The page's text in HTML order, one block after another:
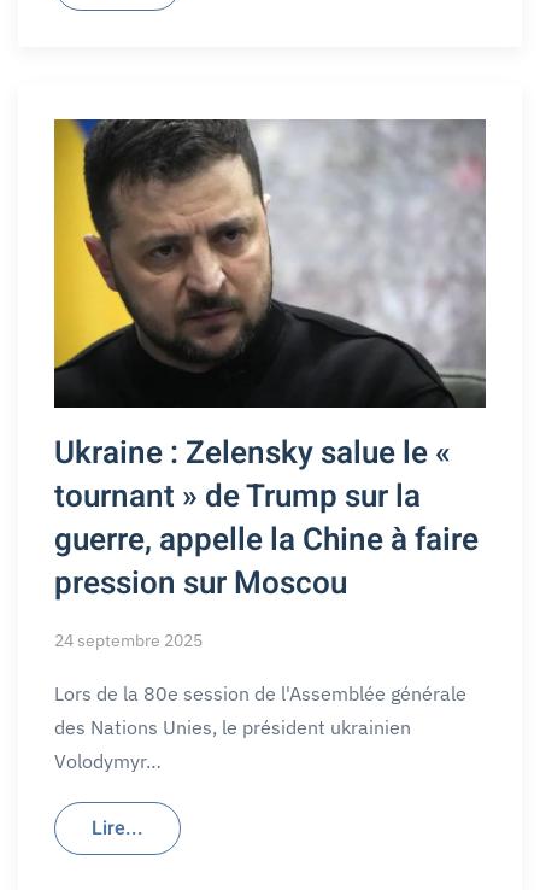
Ukraine : Zelensky salue le «
tournant » de Trump sur la
guerre, appelle la Chine à faire
pression sur Moscou
24 septembre 2025
Lors de la 80e session de l'Assemblée générale
des Nations Unies, le président ukrainien
Volodymyr…
Lire...